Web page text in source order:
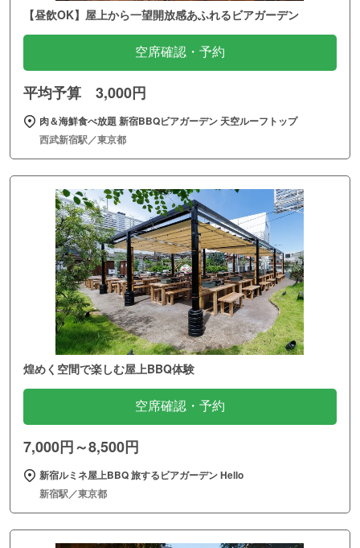
【昼飲OK】屋上から一望開放感あふれるビアガーデン
空席確認・予約
平均予算 3,000円
肉＆海鮮食べ放題 新宿BBQビアガーデン 天空ルーフトップ
西武新宿駅／東京都
煌めく空間で楽しむ屋上BBQ体験
空席確認・予約
7,000円～8,500円
新宿ルミネ屋上BBQ 旅するビアガーデン Hello
新宿駅／東京都